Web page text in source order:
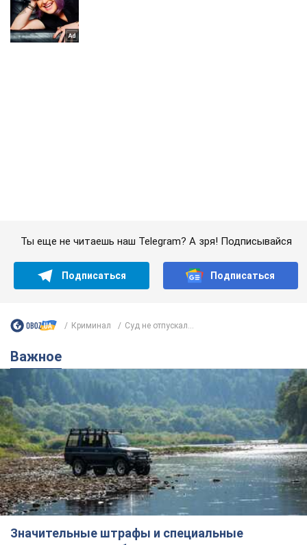
Значительные штрафы и специальные
полигоны: как проблему джипинга решают за
границей
Украине не помешает взять пример со стран Европы
11 годин тому 1,6 т.
В Прикарпатье после аномальной
жары прошел сильный ливень:
дороги превратились в реки. Видео
Непогода обрушилась на Ивано-Франковскую
область и курортный Буковель